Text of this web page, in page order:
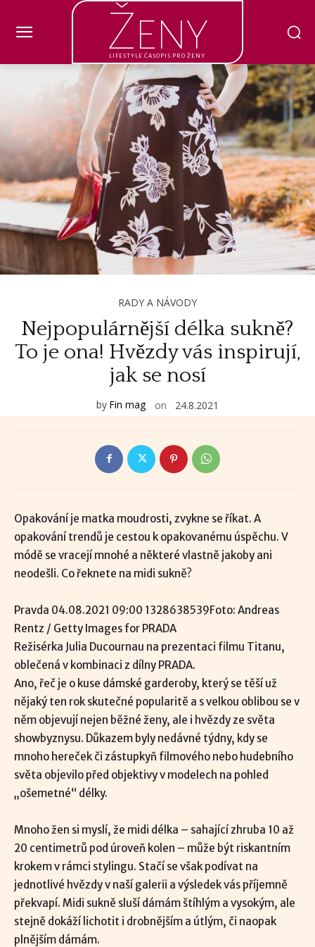
Ženy
LIFESTYLE ČASOPIS PRO ŽENY
RADY A NÁVODY
Nejpopulárnější délka sukně?
To je ona! Hvězdy vás inspirují,
jak se nosí
by Fin mag on 24.8.2021
Opakování je matka moudrosti, zvykne se říkat. A
opakování trendů je cestou k opakovanému úspěchu. V
módě se vracejí mnohé a některé vlastně jakoby ani
neodešli. Co řeknete na midi sukně?
Pravda 04.08.2021 09:00 1328638539Foto: Andreas
Rentz / Getty Images for PRADA
Režisérka Julia Ducournau na prezentaci filmu Titanu,
oblečená v kombinaci z dílny PRADA.
Ano, řeč je o kuse dámské garderoby, který se těší už
nějaký ten rok skutečné popularitě a s velkou oblibou se v
něm objevují nejen běžné ženy, ale i hvězdy ze světa
showbyznysu. Důkazem byly nedávné týdny, kdy se
mnoho hereček či zástupkyň filmového nebo hudebního
světa objevilo před objektivy v modelech na pohled
„ošemetné“ délky.
Mnoho žen si myslí, že midi délka – sahající zhruba 10 až
20 centimetrů pod úroveň kolen – může být riskantním
krokem v rámci stylingu. Stačí se však podívat na
jednotlivé hvězdy v naší galerii a výsledek vás příjemně
překvapí. Midi sukně sluší dámám štíhlým a vysokým, ale
stejně dokáží lichotit i drobnějším a útlým, či naopak
plnějším dámám.